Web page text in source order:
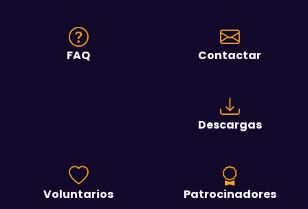
FAQ Contactar
Descargas
Voluntarios Patrocinadores